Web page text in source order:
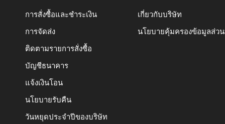
การสั่งซื้อและชำระเงิน
การจัดส่ง
ติดตามรายการสั่งซื้อ
บัญชีธนาคาร
แจ้งเงินโอน
นโยบายรับคืน
วันหยุดประจำปีของบริษัท
เกี่ยวกับบริษัท
นโยบายคุ้มครองข้อมูลส่ว